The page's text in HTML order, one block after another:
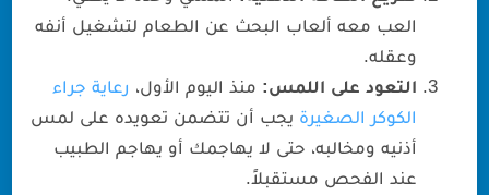
العب معه ألعاب البحث عن الطعام لتشغيل أنفه
وعقله.
التعود على اللمس: منذ اليوم الأول، رعاية جراء
الكوكر الصغيرة يجب أن تتضمن تعويده على لمس
أذنيه ومخالبه، حتى لا يهاجمك أو يهاجم الطبيب
عند الفحص مستقبلاً.